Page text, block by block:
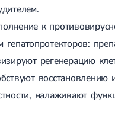
к
гепатопротекторов:
регенерацию
восстановлению
налаживают